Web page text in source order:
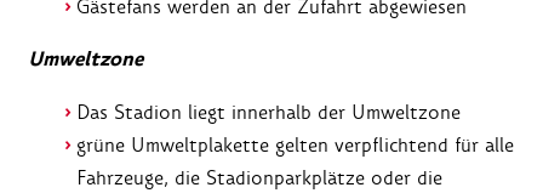
Gästefans werden an der Zufahrt abgewiesen
Umweltzone
Das Stadion liegt innerhalb der Umweltzone
grüne Umweltplakette gelten verpflichtend für alle
Fahrzeuge, die Stadionparkplätze oder die